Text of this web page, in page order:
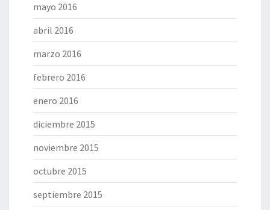
mayo 2016
abril 2016
marzo 2016
febrero 2016
enero 2016
diciembre 2015
noviembre 2015
octubre 2015
septiembre 2015